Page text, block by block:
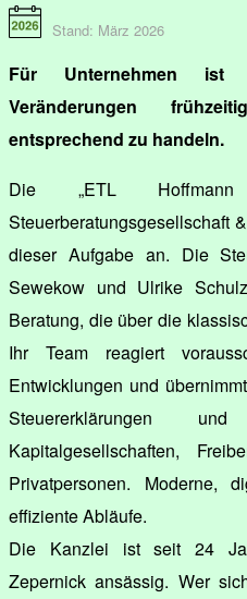
Stand: März 2026
Für Unternehmen ist
Veränderungen
entsprechend zu handeln.
Die „ETL
Steuerberatungsgesellschaft
dieser Aufgabe an. Die
Sewekow und Ulrike
Beratung, die über die
Ihr Team reagiert
Entwicklungen und
Steuererklärungen
Kapitalgesellschaften,
Privatpersonen. Moderne,
effiziente Abläufe.
Die Kanzlei ist seit 24
Zepernick ansässig. Wer